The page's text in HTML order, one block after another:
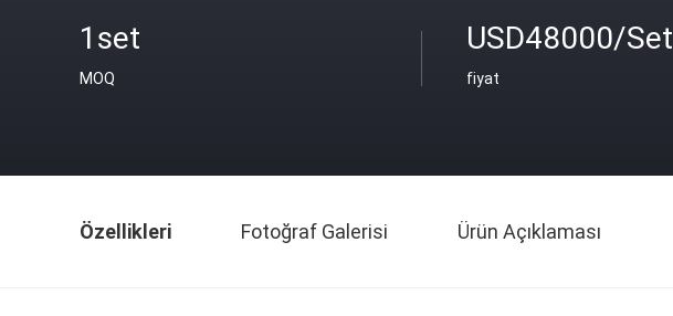
1set
MOQ
USD48000/Set
fiyat
Özellikleri Fotoğraf Galerisi Ürün Açıklaması